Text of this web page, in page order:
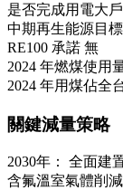
是否完成用電大
中期再生能源目
RE100 承諾 無
2024 年燃煤使用
2024 年用煤佔全
關鍵減量策略
2030年： 全面建
含氟溫室氣體削